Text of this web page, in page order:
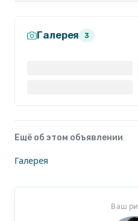
Галерея 3
Ещё об этом объявлении
Галерея
Ваш